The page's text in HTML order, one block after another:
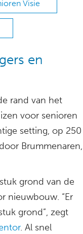
Visie
en
rand van het
voor senioren
setting, op 250
Brummenaren,
grond van de
nieuwbouw. “Er
grond”, zegt
. Al snel